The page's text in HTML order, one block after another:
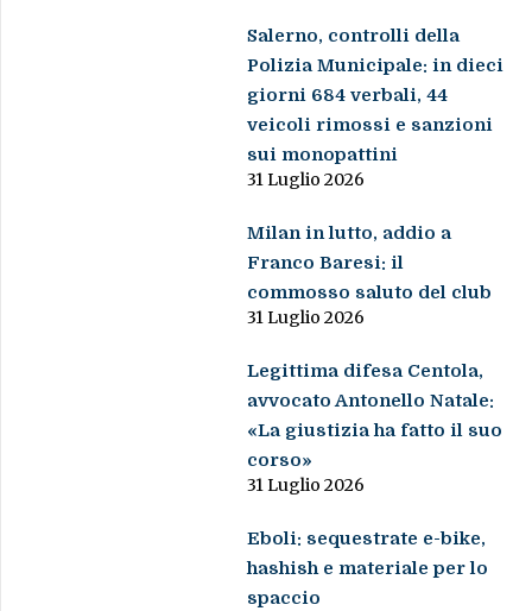
Salerno, controlli della
Polizia Municipale: in dieci
giorni 684 verbali, 44
veicoli rimossi e sanzioni
sui monopattini
31 Luglio 2026
Milan in lutto, addio a
Franco Baresi: il
commosso saluto del club
31 Luglio 2026
Legittima difesa Centola,
avvocato Antonello Natale:
«La giustizia ha fatto il suo
corso»
31 Luglio 2026
Eboli: sequestrate e-bike,
hashish e materiale per lo
spaccio